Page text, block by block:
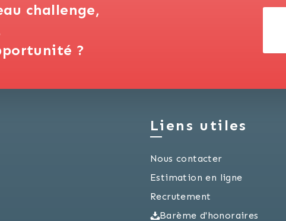
challenge,
?
Liens utiles
Nous contacter
Estimation en ligne
Recrutement
Barème d'honoraires